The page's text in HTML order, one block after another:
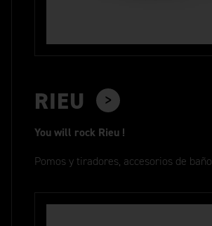
RIEU
You will rock Rieu !
Pomos y tiradores, accesorios de baño